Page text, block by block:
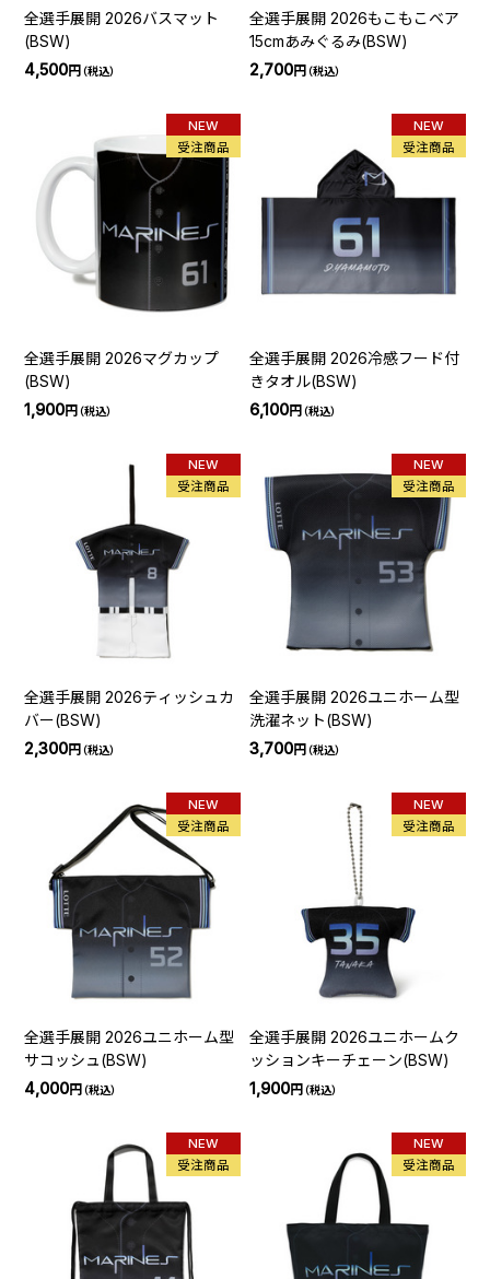
全選手展開 2026バスマット
(BSW)
4,500円（税込）
全選手展開 2026もこもこベア
15cmあみぐるみ(BSW)
2,700円（税込）
NEW
受注商品
全選手展開 2026マグカップ
(BSW)
1,900円（税込）
NEW
受注商品
全選手展開 2026冷感フード付
きタオル(BSW)
6,100円（税込）
NEW
受注商品
全選手展開 2026ティッシュカ
バー(BSW)
2,300円（税込）
NEW
受注商品
全選手展開 2026ユニホーム型
洗濯ネット(BSW)
3,700円（税込）
NEW
受注商品
全選手展開 2026ユニホーム型
サコッシュ(BSW)
4,000円（税込）
NEW
受注商品
全選手展開 2026ユニホームク
ッションキーチェーン(BSW)
1,900円（税込）
NEW
受注商品
NEW
受注商品